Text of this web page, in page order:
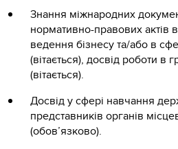
Знання міжнародних
нормативно-правових актів
ведення бізнесу та/або в
(вітається), досвід роботи в
(вітається).
Досвід у сфері навчання
представників органів
(обов’язково).